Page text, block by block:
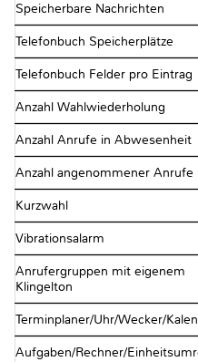
Speicherbare Nachrichten
Telefonbuch Speicherplätze
Telefonbuch Felder pro Eintrag
Anzahl Wahlwiederholung
Anzahl Anrufe in Abwesenheit
Anzahl angenommener Anrufe
Kurzwahl
Vibrationsalarm
Anrufergruppen mit eigenem
Klingelton
Terminplaner/Uhr/Wecker/
Aufgaben/Rechner/